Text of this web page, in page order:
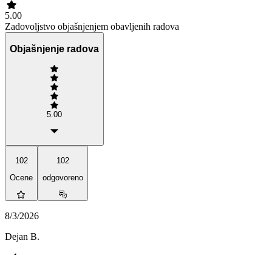
5.00
Zadovoljstvo objašnjenjem obavljenih radova
Objašnjenje radova
5.00
102
Ocene
102
odgovoreno
8/3/2026
Dejan B.